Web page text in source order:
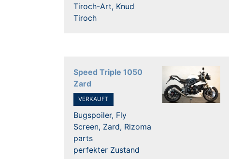
Tiroch-Art, Knud
Tiroch
Speed Triple 1050
Zard
VERKAUFT
Bugspoiler, Fly
Screen, Zard, Rizoma
parts
perfekter Zustand